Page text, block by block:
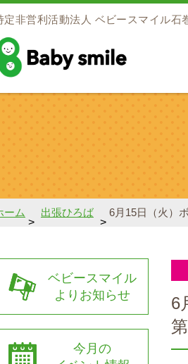
定非営利活動法人 ベビースマイル石
ーム
>
出張ひろば
>
6月15日（火）
6
ベビースマイル
よりお知らせ
今月の